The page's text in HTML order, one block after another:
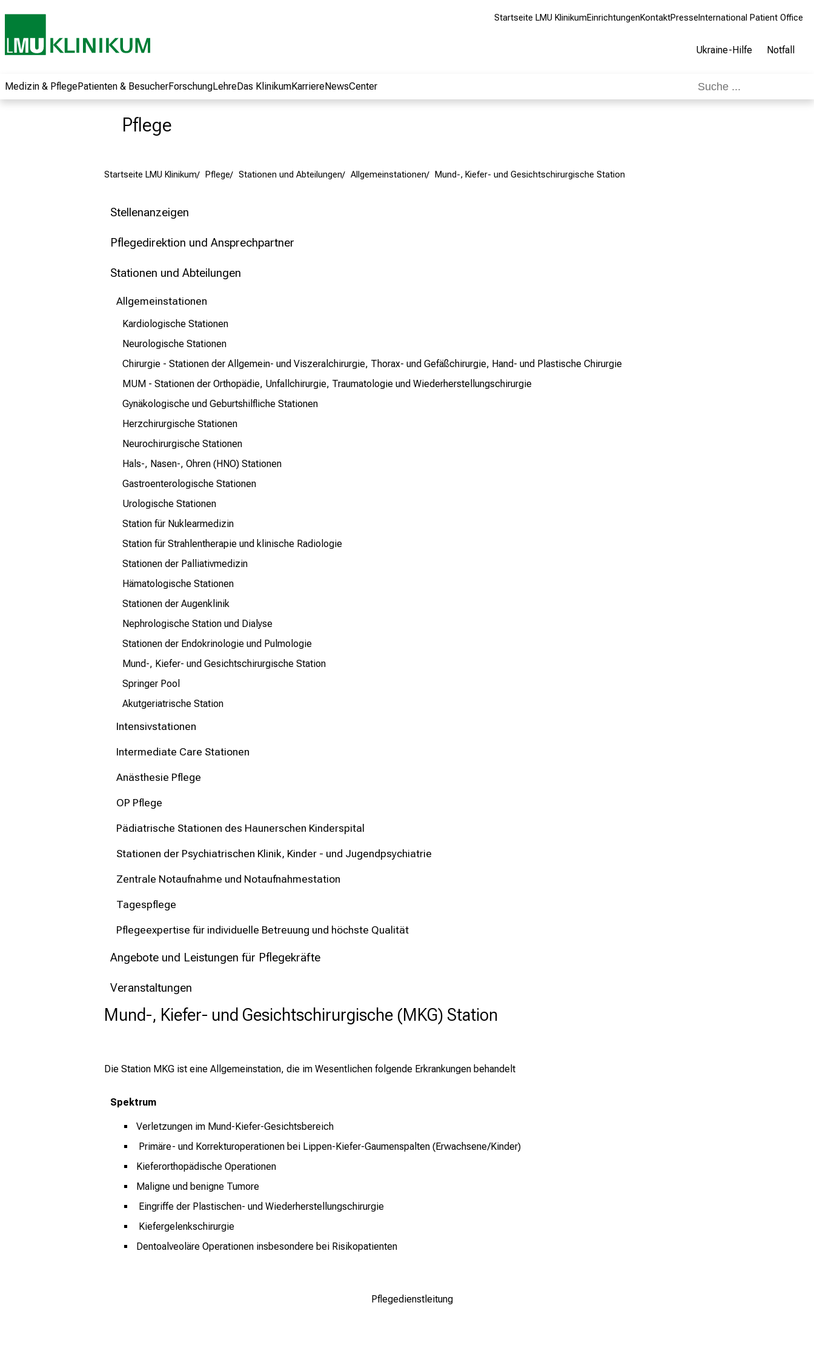
Startseite LMU KlinikumEinrichtungenKontaktPresse International Patient Office
Ukraine-Hilfe Notfall
Medizin & PflegePatienten & BesucherForschungLehreDas KlinikumKarriereNewsCenter
Pflege
Startseite LMU Klinikum Pflege Stationen und Abteilungen Allgemeinstationen Mund-, Kiefer- und Gesichtschirurgische Station
Stellenanzeigen
Pflegedirektion und Ansprechpartner
Stationen und Abteilungen
Allgemeinstationen
Kardiologische Stationen
Neurologische Stationen
Chirurgie - Stationen der Allgemein- und Viszeralchirurgie, Thorax- und Gefäßchirurgie, Hand- und Plastische Chirurgie
MUM - Stationen der Orthopädie, Unfallchirurgie, Traumatologie und Wiederherstellungschirurgie
Gynäkologische und Geburtshilfliche Stationen
Herzchirurgische Stationen
Neurochirurgische Stationen
Hals-, Nasen-, Ohren (HNO) Stationen
Gastroenterologische Stationen
Urologische Stationen
Station für Nuklearmedizin
Station für Strahlentherapie und klinische Radiologie
Stationen der Palliativmedizin
Hämatologische Stationen
Stationen der Augenklinik
Nephrologische Station und Dialyse
Stationen der Endokrinologie und Pulmologie
Mund-, Kiefer- und Gesichtschirurgische Station
Springer Pool
Akutgeriatrische Station
Intensivstationen
Intermediate Care Stationen
Anästhesie Pflege
OP Pflege
Pädiatrische Stationen des Haunerschen Kinderspital
Stationen der Psychiatrischen Klinik, Kinder - und Jugendpsychiatrie
Zentrale Notaufnahme und Notaufnahmestation
Tagespflege
Pflegeexpertise für individuelle Betreuung und höchste Qualität
Angebote und Leistungen für Pflegekräfte
Veranstaltungen
Mund-, Kiefer- und Gesichtschirurgische (MKG) Station
Die Station MKG ist eine Allgemeinstation, die im Wesentlichen folgende Erkrankungen behandelt
Spektrum
Verletzungen im Mund-Kiefer-Gesichtsbereich
Primäre- und Korrekturoperationen bei Lippen-Kiefer-Gaumenspalten (Erwachsene/Kinder)
Kieferorthopädische Operationen
Maligne und benigne Tumore
Eingriffe der Plastischen- und Wiederherstellungschirurgie
Kiefergelenkschirurgie
Dentoalveoläre Operationen insbesondere bei Risikopatienten
Pflegedienstleitung
Informationen zu
Jobs, Ausbildungen
Weiterbildungen.
Kommen Sie
begeistern – ganz
ohne Anmeldung.
mehr Informationen